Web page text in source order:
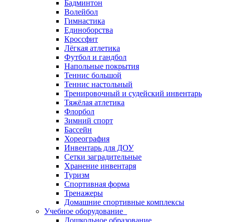
Бадминтон
Волейбол
Гимнастика
Единоборства
Кроссфит
Лёгкая атлетика
Футбол и гандбол
Напольные покрытия
Теннис большой
Теннис настольный
Тренировочный и судейский инвентарь
Тяжёлая атлетика
Флорбол
Зимний спорт
Бассейн
Хореография
Инвентарь для ДОУ
Сетки заградительные
Хранение инвентаря
Туризм
Спортивная форма
Тренажеры
Домашние спортивные комплексы
Учебное оборудование
Дошкольное образование